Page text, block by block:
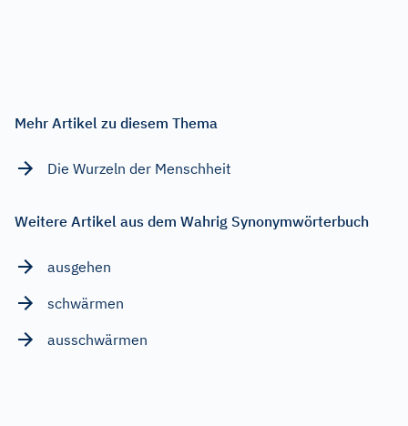
Mehr Artikel zu diesem Thema
Die Wurzeln der Menschheit
Weitere Artikel aus dem Wahrig Synonymwörterbuch
ausgehen
schwärmen
ausschwärmen